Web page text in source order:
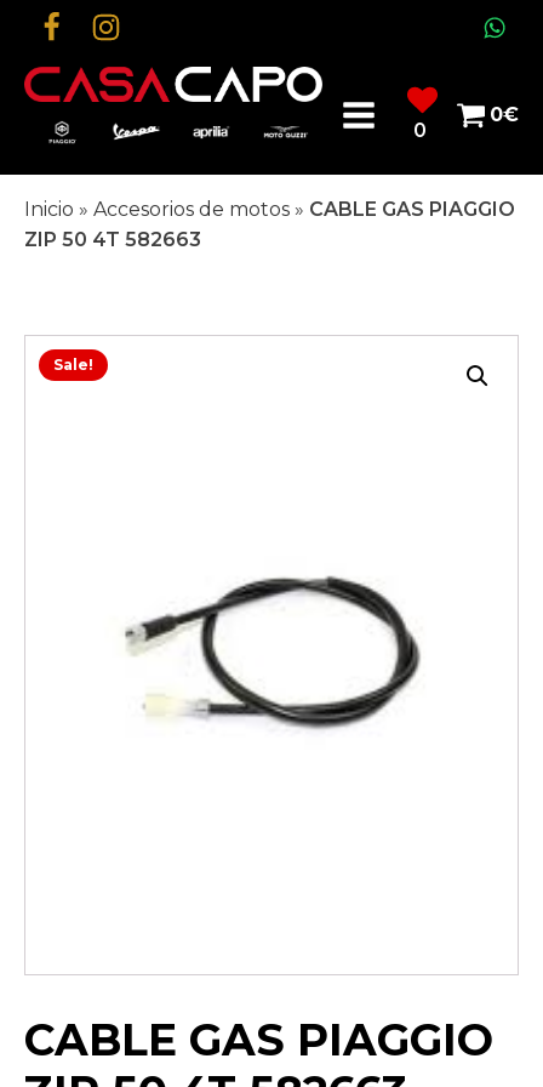
0
0€
Inicio » Accesorios de motos » CABLE GAS PIAGGIO
ZIP 50 4T 582663
Sale!
CABLE GAS PIAGGIO